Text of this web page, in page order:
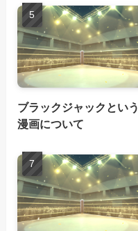
ブラックジャックという
漫画について